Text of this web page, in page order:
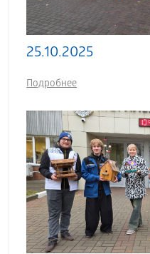
25.10.2025
Подробнее